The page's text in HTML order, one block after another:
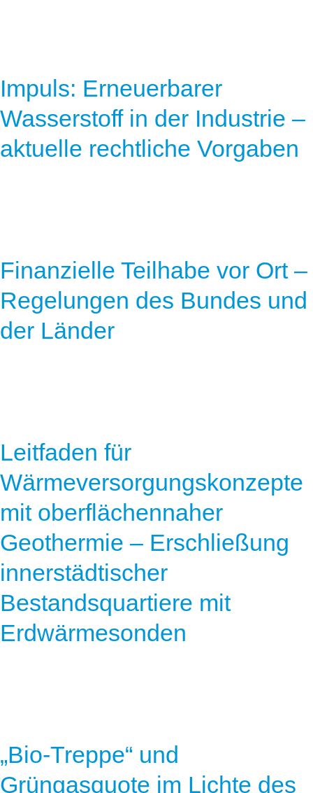
Impuls: Erneuerbarer
Wasserstoff in der Industrie –
aktuelle rechtliche Vorgaben
Finanzielle Teilhabe vor Ort –
Regelungen des Bundes und
der Länder
Leitfaden für
Wärmeversorgungskonzepte
mit oberflächennaher
Geothermie – Erschließung
innerstädtischer
Bestandsquartiere mit
Erdwärmesonden
„Bio-Treppe“ und
Grüngasquote im Lichte des